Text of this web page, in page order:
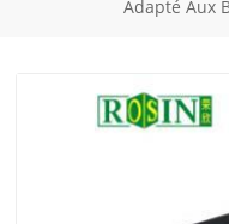
Adapté Aux